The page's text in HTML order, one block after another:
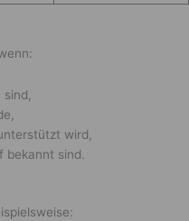
wird,
bekannt sind.